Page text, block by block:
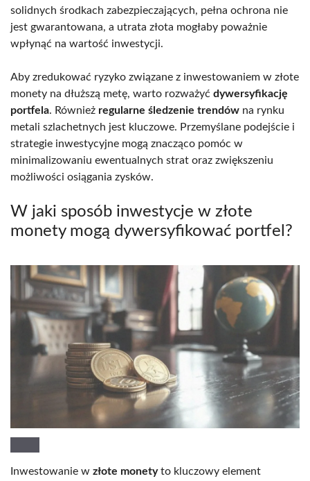
solidnych środkach zabezpieczających, pełna ochrona nie
jest gwarantowana, a utrata złota mogłaby poważnie
wpłynąć na wartość inwestycji.
Aby zredukować ryzyko związane z inwestowaniem w złote
monety na dłuższą metę, warto rozważyć dywersyfikację
portfela. Również regularne śledzenie trendów na rynku
metali szlachetnych jest kluczowe. Przemyślane podejście i
strategie inwestycyjne mogą znacząco pomóc w
minimalizowaniu ewentualnych strat oraz zwiększeniu
możliwości osiągania zysków.
W jaki sposób inwestycje w złote
monety mogą dywersyfikować portfel?
Inwestowanie w złote monetyto kluczowy element